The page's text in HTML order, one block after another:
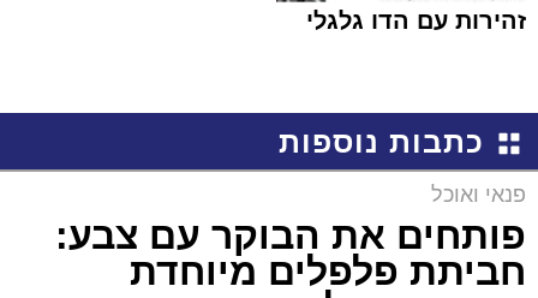
זהירות עם הדו גלגלי
כתבות נוספות
פנאי ואוכל
פותחים את הבוקר עם צבע:
חביתת פלפלים מיוחדת